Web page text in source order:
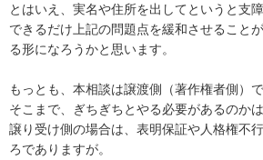
とはいえ、実名や住所を出してというと支
できるだけ上記の問題点を緩和させること
る形になろうかと思います。
もっとも、本相談は譲渡側（著作権者側）
そこまで、ぎちぎちとやる必要があるのかは
譲り受け側の場合は、表明保証や人格権不
ろでありますが。